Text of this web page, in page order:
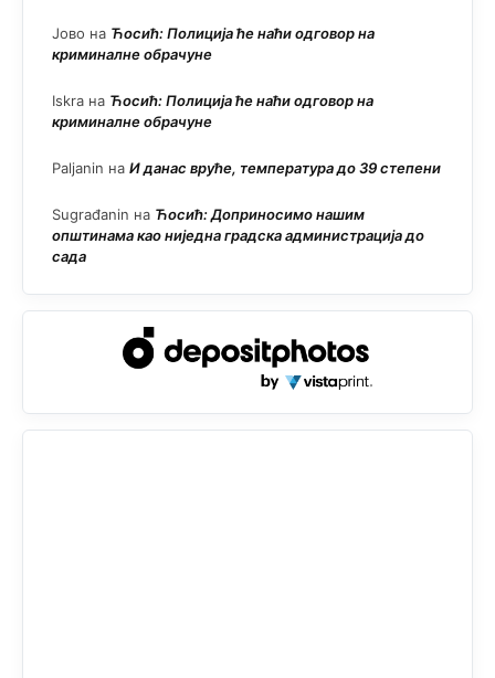
Јово на Ћосић: Полиција ће наћи одговор на
криминалне обрачуне
Iskra на Ћосић: Полиција ће наћи одговор на
криминалне обрачуне
Paljanin на И данас вруће, температура до 39 степени
Sugrađanin на Ћосић: Доприносимо нашим
општинама као ниједна градска администрација до
сада